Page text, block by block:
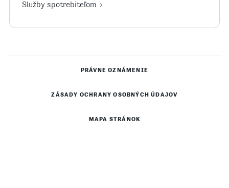
Služby spotrebiteľom
PRÁVNE OZNÁMENIE
ZÁSADY OCHRANY OSOBNÝCH ÚDAJOV
MAPA STRÁNOK